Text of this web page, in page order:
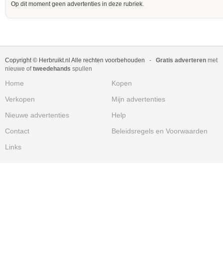
Op dit moment geen advertenties in deze rubriek.
Copyright © Herbruikt.nl Alle rechten voorbehouden - Gratis adverteren met
nieuwe oftweedehands spullen
Home
Kopen
Verkopen
Mijn advertenties
Nieuwe advertenties
Help
Contact
Beleidsregels en Voorwaarden
Links